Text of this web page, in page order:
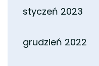
styczeń 2023
grudzień 2022